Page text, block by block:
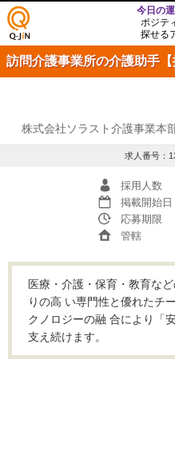
仕事
探し
の求
Q-JiN
今日の
ポジテ
探せる
訪問介護事業所の介護助手
株式会社ソラスト介護事業本
求人番号：
採用人数
掲載開始日
応募期限
管轄
医療・介護・保育・教育な
りの高 い専門性と優れたチ
クノロジーの融 合により「
支え続けます。